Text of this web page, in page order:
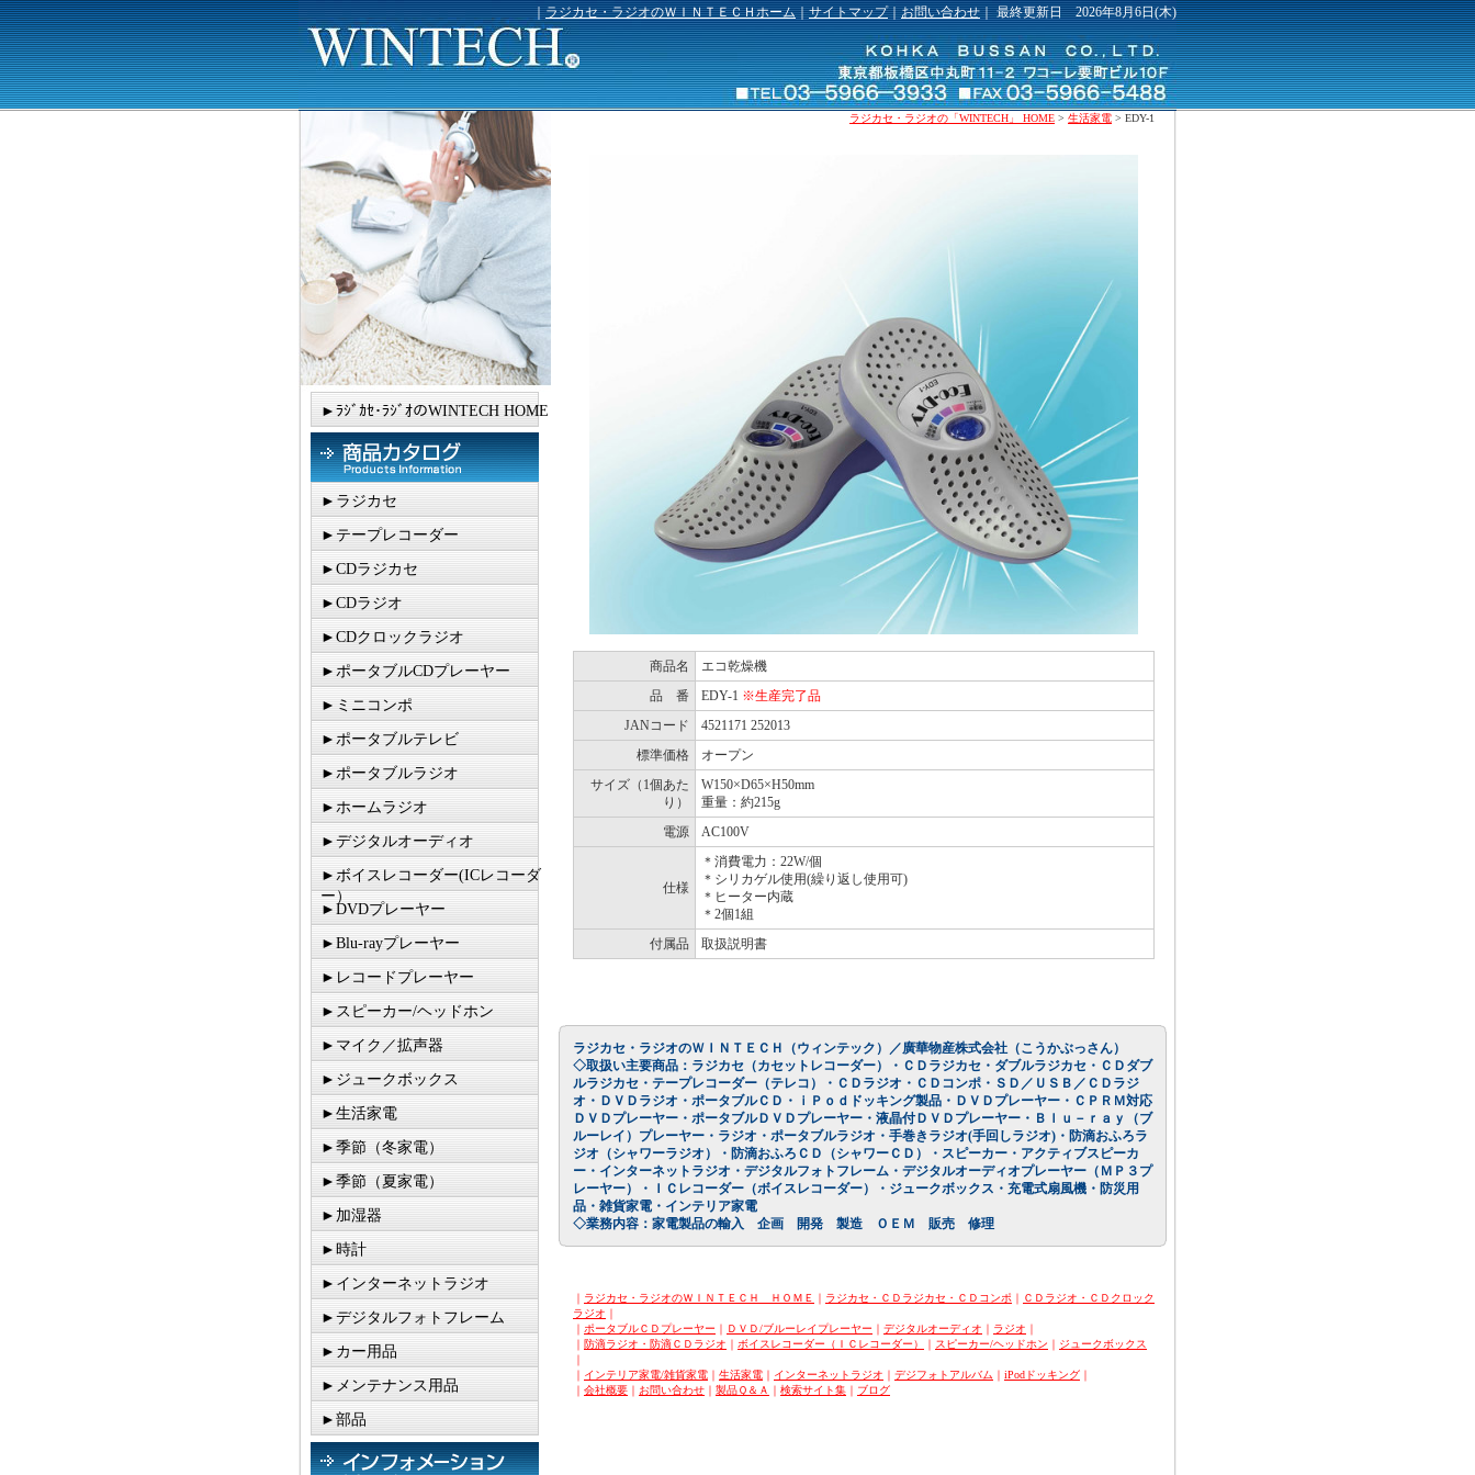
｜ラジカセ・ラジオのＷＩＮＴＥＣＨホーム｜サイトマップ｜お問い合わせ｜ 最終更新日 2026年8月6日(木)
►ﾗｼﾞｶｾ･ﾗｼﾞｵのWINTECH HOME
►ラジカセ
►テープレコーダー
►CDラジカセ
►CDラジオ
►CDクロックラジオ
►ポータブルCDプレーヤー
►ミニコンポ
►ポータブルテレビ
►ポータブルラジオ
►ホームラジオ
►デジタルオーディオ
►ボイスレコーダー(ICレコーダ
ー）
►DVDプレーヤー
►Blu-rayプレーヤー
►レコードプレーヤー
►スピーカー/ヘッドホン
►マイク／拡声器
►ジュークボックス
►生活家電
►季節（冬家電）
►季節（夏家電）
►加湿器
►時計
►インターネットラジオ
►デジタルフォトフレーム
►カー用品
►メンテナンス用品
►部品
ラジカセ・ラジオの「WINTECH」 HOME > 生活家電 > EDY-1
商品名
エコ乾燥機
品 番
EDY-1 ※生産完了品
JANコード
4521171 252013
標準価格
オープン
サイズ（1個あた
り）
W150×D65×H50mm
重量：約215g
電源
AC100V
仕様
＊消費電力：22W/個
＊シリカゲル使用(繰り返し使用可)
＊ヒーター内蔵
＊2個1組
付属品
取扱説明書
ラジカセ・ラジオのＷＩＮＴＥＣＨ
（ウィンテック）／廣華物産株式会社（こうかぶっさん）
◇取扱い主要商品：ラジカセ（カセットレコーダー）・ＣＤラジカセ・ダブルラジカセ・ＣＤダブ
ルラジカセ・テープレコーダー（テレコ）・ＣＤラジオ・ＣＤコンポ・ＳＤ／ＵＳＢ／ＣＤラジ
オ・ＤＶＤラジオ・ポータブルＣＤ・ｉＰｏｄドッキング製品・ＤＶＤプレーヤー・ＣＰＲＭ対応
ＤＶＤプレーヤー・ポータブルＤＶＤプレーヤー・液晶付ＤＶＤプレーヤー・Ｂｌｕ－ｒａｙ（ブ
ルーレイ）プレーヤー・ラジオ・ポータブルラジオ・手巻きラジオ(手回しラジオ)・防滴おふろラ
ジオ（シャワーラジオ）・防滴おふろＣＤ（シャワーＣＤ）・スピーカー・アクティブスピーカ
ー・インターネットラジオ・デジタルフォトフレーム・デジタルオーディオプレーヤー（ＭＰ３プ
レーヤー）・ＩＣレコーダー（ボイスレコーダー）・ジュークボックス・充電式扇風機・防災用
品・雑貨家電・インテリア家電
◇業務内容：家電製品の輸入 企画 開発 製造 ＯＥＭ 販売 修理
｜ ラジカセ・ラジオのＷＩＮＴＥＣＨ ＨＯＭＥ ｜ ラジカセ・ＣＤラジカセ・ＣＤコンポ ｜ ＣＤラジオ・ＣＤクロック
ラジオ ｜
｜ ポータブルＣＤプレーヤー ｜ ＤＶＤ/ブルーレイプレーヤー ｜ デジタルオーディオ ｜ ラジオ ｜
｜ 防滴ラジオ・防滴ＣＤラジオ ｜ ボイスレコーダー（ＩＣレコーダー） ｜ スピーカー/ヘッドホン ｜ ジュークボックス
｜
｜ インテリア家電/雑貨家電 ｜ 生活家電 ｜ インターネットラジオ ｜ デジフォトアルバム ｜ iPodドッキング ｜
｜ 会社概要 ｜ お問い合わせ ｜ 製品Ｑ＆Ａ ｜ 検索サイト集 ｜ ブログ